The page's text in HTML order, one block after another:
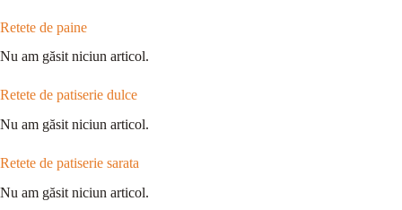
Retete de paine
Nu am găsit niciun articol.
Retete de patiserie dulce
Nu am găsit niciun articol.
Retete de patiserie sarata
Nu am găsit niciun articol.